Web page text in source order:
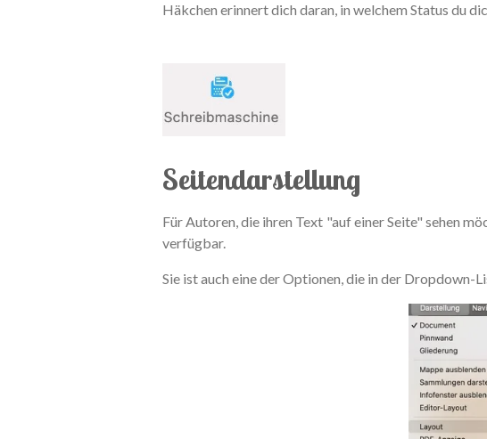
Häkchen erinnert dich daran, in welchem Status du
Seitendarstellung
Für Autoren, die ihren Text "auf einer Seite" sehen
verfügbar.
Sie ist auch eine der Optionen, die in der Dropdown-